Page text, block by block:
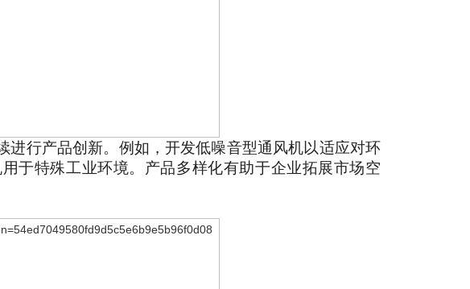
行产品创新。例如，开发低噪音型通风机以适应对环
于特殊工业环境。产品多样化有助于企业拓展市场空